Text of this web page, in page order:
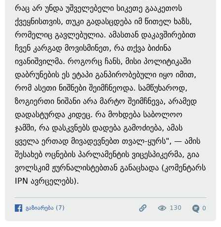
რაც არ უნდა უშველებელი სიკეთე გააკეთოს
ქვეყნისთვის, თუკი გადასცდება იმ წითელ ხაზს,
რომელიც გავლებულია. ამასთან დაკავშირებით
ჩვენ კარგად მოვისმინეთ, რა თქვა ბიძინა
ივანიშვილმა. როგორც ჩანს, მისი პოლიტიკაში
დაბრუნების ეს ეტაპი განპირობებული იყო იმით,
რომ ასეთი ნიშნები შეიმჩნეოდა. სამწუხაროდ,
ზოგიერთი ნიშანი არა მარტო შეიმჩნევა, არამედ
დადასტურდა კიდეც. რა მოხდება საბოლოო
ჯამში, რა დასკვნებს დადება გამოძიება, ამას
ყველა ერთად მივადევნებთ თვალ-ყურს",­ — ამის
შესახებ ოცნების პარლამენტის ვიცესპიკერმა, გია
ვოლსკიმ ჟურნალისტებთან განაცხადა (კომენტარს
IPN ავრცელებს).
გაზიარება (7) 0
130